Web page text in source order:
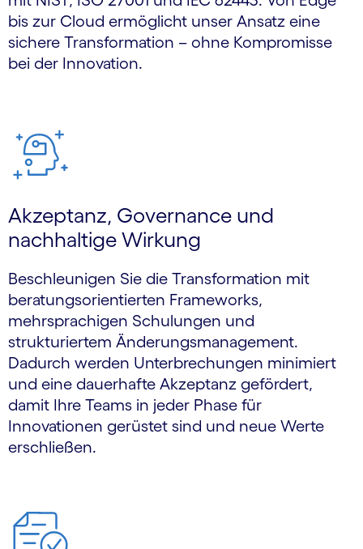
bis zur Cloud ermöglicht unser Ansatz eine
sichere Transformation – ohne Kompromisse
bei der Innovation.
Akzeptanz, Governance und
nachhaltige Wirkung
Beschleunigen Sie die Transformation mit
beratungsorientierten Frameworks,
mehrsprachigen Schulungen und
strukturiertem Änderungsmanagement.
Dadurch werden Unterbrechungen minimiert
und eine dauerhafte Akzeptanz gefördert,
damit Ihre Teams in jeder Phase für
Innovationen gerüstet sind und neue Werte
erschließen.